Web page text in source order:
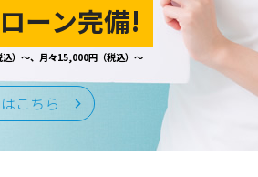
ーン完備!
）～、月々15,000円（税込）～
こちら